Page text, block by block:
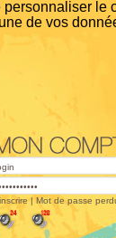
personnaliser
de vos
| Mot de passe